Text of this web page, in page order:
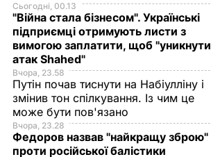
Сьогодні, 00.13
"Війна стала бізнесом". Українські
підприємці отримують листи з
вимогою заплатити, щоб "уникнути
атак Shahed"
Вчора, 23.58
Путін почав тиснути на Набіулліну і
змінив тон спілкування. Із чим це
може бути пов'язано
Вчора, 23.28
Федоров назвав "найкращу зброю"
проти російської балістики